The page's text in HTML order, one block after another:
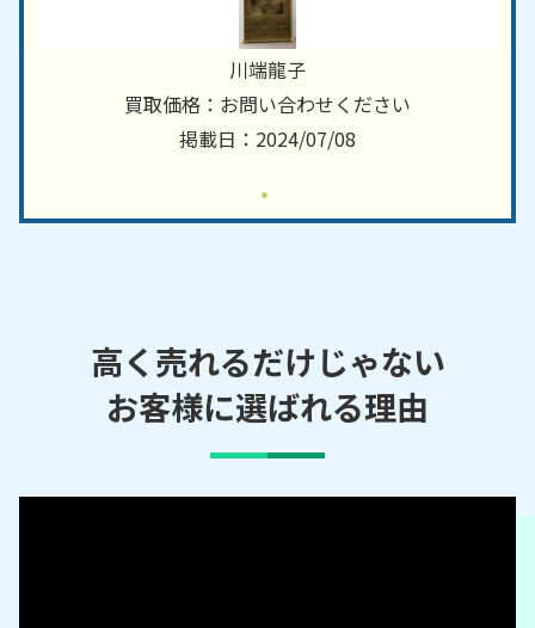
川端龍子
買取価格：お問い合わせください
掲載日：2024/07/08
高く売れるだけじゃない
お客様に選ばれる理由